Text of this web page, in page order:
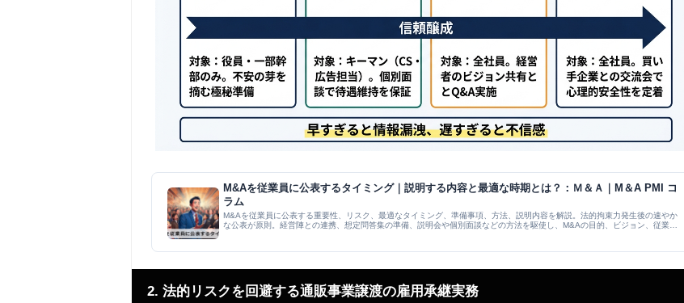
M&Aを従業員に公表するタイミング｜説明する内容と最適な時期とは？：Ｍ＆Ａ｜M＆A PMI コ
ラム
M&Aを従業員に公表する重要性、リスク、最適なタイミング、準備事項、方法、説明内容を解説。法的拘束力発生後の速やか
な公表が原則。経営陣との連携、想定問答集の準備、説明会や個別面談などの方法を駆使し、M&Aの目的、ビジョン、従業員
2. 法的リスクを回避する通販事業譲渡の雇用承継実務